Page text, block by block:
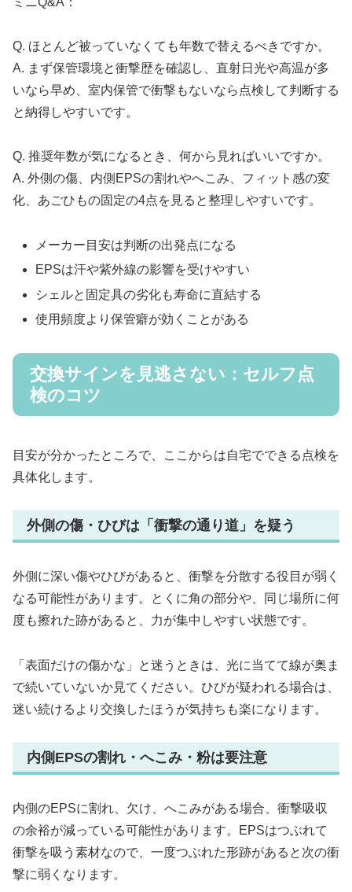
Q. ほとんど被っていなくても年数で替えるべきですか。
A. まず保管環境と衝撃歴を確認し、直射日光や高温が多
いなら早め、室内保管で衝撃もないなら点検して判断する
と納得しやすいです。
Q. 推奨年数が気になるとき、何から見ればいいですか。
A. 外側の傷、内側EPSの割れやへこみ、フィット感の変
化、あごひもの固定の4点を見ると整理しやすいです。
メーカー目安は判断の出発点になる
EPSは汗や紫外線の影響を受けやすい
シェルと固定具の劣化も寿命に直結する
使用頻度より保管癖が効くことがある
交換サインを見逃さない：セルフ点
検のコツ
目安が分かったところで、ここからは自宅でできる点検を
具体化します。
外側の傷・ひびは「衝撃の通り道」を疑う
外側に深い傷やひびがあると、衝撃を分散する役目が弱く
なる可能性があります。とくに角の部分や、同じ場所に何
度も擦れた跡があると、力が集中しやすい状態です。
「表面だけの傷かな」と迷うときは、光に当てて線が奥ま
で続いていないか見てください。ひびが疑われる場合は、
迷い続けるより交換したほうが気持ちも楽になります。
内側EPSの割れ・へこみ・粉は要注意
内側のEPSに割れ、欠け、へこみがある場合、衝撃吸収
の余裕が減っている可能性があります。EPSはつぶれて
衝撃を吸う素材なので、一度つぶれた形跡があると次の衝
撃に弱くなります。